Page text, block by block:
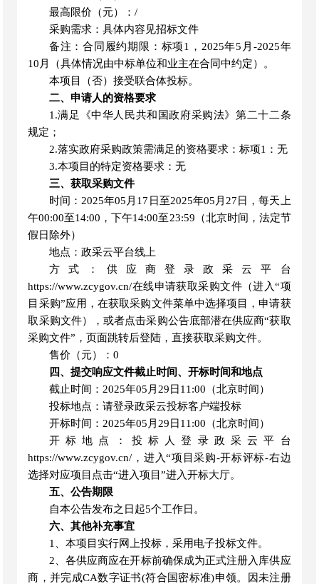
最高限价（元）： /
采购需求：具体内容见招标文件
备注：合同履约期限：标项1，2025年5月-2025年
10月（具体情况由中标单位和业主在合同中约定）。
本项目（否）接受联合体投标。
二、申请人的资格要求
1.满足《中华人民共和国政府采购法》第二十二条
规定；
2.落实政府采购政策需满足的资格要求：标项1：无
3.本项目的特定资格要求：无
三、获取采购文件
时间： 2025年05月17日至2025年05月27日，每天上
午00:00至14:00，下午14:00至23:59（北京时间，法定节
假日除外）
地点：政采云平台线上
方式：供应商登录政采云平台
https://www.zcygov.cn/在线申请获取采购文件（进入“项
目采购”应用，在获取采购文件菜单中选择项目，申请获
取采购文件），或者点击采购公告底部潜在供应商“获取
采购文件”，页面跳转后登陆，直接获取采购文件。
售价（元）： 0
四、提交响应文件截止时间、开标时间和地点
截止时间： 2025年05月29日11:00（北京时间）
投标地点：请登录政采云投标客户端投标
开标时间： 2025年05月29日11:00（北京时间）
开标地点：投标人登录政采云平台
https://www.zcygov.cn/，进入“项目采购-开标评标-右边
选择对应项目点击“进入项目”进入开标大厅。
五、公告期限
自本公告发布之日起5个工作日。
六、其他补充事宜
1、本项目实行网上投标，采用电子投标文件。
2、各供应商应在开标前确保成为正式注册入库供应
商，并完成CA数字证书(符合国密标准)申领。因未注册